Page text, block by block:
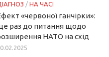
/ НА ЧАСІ
«червоної ганчірки»:
раз до питання щодо
НАТО на схід